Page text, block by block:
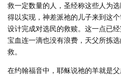
救一定数量的人，圣经称这些人为
得以实现，神差派祂的儿子来到这
设计完成对选民的救赎。这一点已
宝血连一滴也没有浪费，天父所拣
救。
在约翰福音中，耶稣说祂的羊就是父